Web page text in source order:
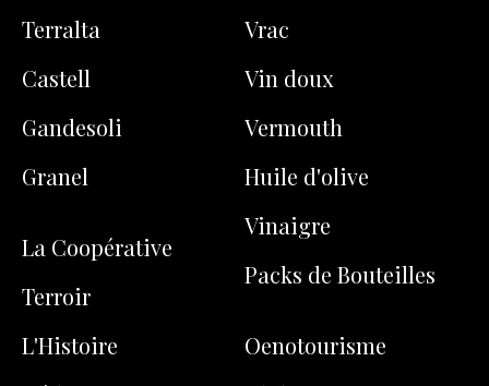
Terralta
Castell
Gandesoli
Granel
La Coopérative
Terroir
L'Histoire
Vrac
Vin doux
Vermouth
Huile d'olive
Vinaigre
Packs de Bouteilles
Oenotourisme